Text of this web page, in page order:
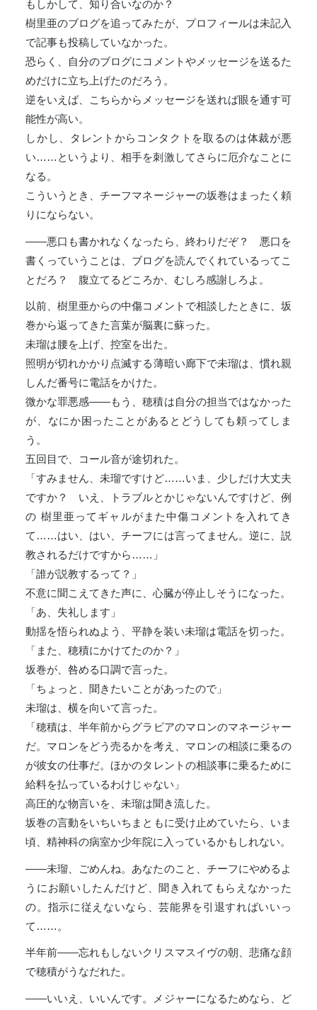
もしかして、知り合いなのか？
樹里亜のブログを追ってみたが、プロフィールは未記入
で記事も投稿していなかった。
恐らく、自分のブログにコメントやメッセージを送るた
めだけに立ち上げたのだろう。
逆をいえば、こちらからメッセージを送れば眼を通す可
能性が高い。
しかし、タレントからコンタクトを取るのは体裁が悪
い……というより、相手を刺激してさらに厄介なことに
なる。
こういうとき、チーフマネージャーの坂巻はまったく頼
りにならない。
――悪口も書かれなくなったら、終わりだぞ？ 悪口を
書くっていうことは、ブログを読んでくれているってこ
とだろ？ 腹立てるどころか、むしろ感謝しろよ。
以前、樹里亜からの中傷コメントで相談したときに、坂
巻から返ってきた言葉が脳裏に蘇った。
未瑠は腰を上げ、控室を出た。
照明が切れかかり点滅する薄暗い廊下で未瑠は、慣れ親
しんだ番号に電話をかけた。
微かな罪悪感――もう、穂積は自分の担当ではなかった
が、なにか困ったことがあるとどうしても頼ってしま
う。
五回目で、コール音が途切れた。
「すみません、未瑠ですけど……いま、少しだけ大丈夫
ですか？ いえ、トラブルとかじゃないんですけど、例
の 樹里亜ってギャルがまた中傷コメントを入れてき
て……はい、はい、チーフには言ってません。逆に、説
教されるだけですから……」
「誰が説教するって？」
不意に聞こえてきた声に、心臓が停止しそうになった。
「あ、失礼します」
動揺を悟られぬよう、平静を装い未瑠は電話を切った。
「また、穂積にかけてたのか？」
坂巻が、咎める口調で言った。
「ちょっと、聞きたいことがあったので」
未瑠は、横を向いて言った。
「穂積は、半年前からグラビアのマロンのマネージャー
だ。マロンをどう売るかを考え、マロンの相談に乗るの
が彼女の仕事だ。ほかのタレントの相談事に乗るために
給料を払っているわけじゃない」
高圧的な物言いを、未瑠は聞き流した。
坂巻の言動をいちいちまともに受け止めていたら、いま
頃、精神科の病室か少年院に入っているかもしれない。
――未瑠、ごめんね。あなたのこと、チーフにやめるよ
うにお願いしたんだけど、聞き入れてもらえなかった
の。指示に従えないなら、芸能界を引退すればいいっ
て……。
半年前――忘れもしないクリスマスイヴの朝、悲痛な顔
で穂積がうなだれた。
――いいえ、いいんです。メジャーになるためなら、ど